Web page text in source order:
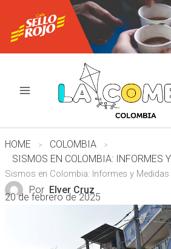
contenido
HOME
COLOMBIA
Sismos en Colombia: Informes y Medidas
Por Elver Cruz
20 de febrero de 2025